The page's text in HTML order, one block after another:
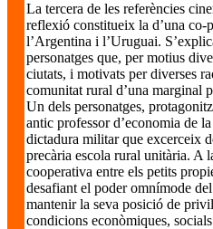
La tercera de les referències
reflexió constitueix la d’una co-
l’Argentina i l’Uruguai.
personatges que, per motius
ciutats, i motivats per diverses
comunitat rural d’una marginal
Un dels personatges,
antic professor d’economia de
dictadura militar que excerceix
precària escola rural unitària. A
cooperativa entre els petits
desafiant el poder omnímode
mantenir la seva posició de
condicions econòmiques,